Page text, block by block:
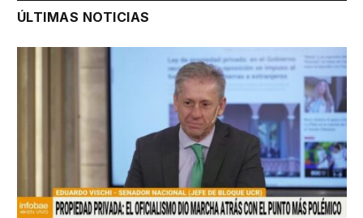
ÚLTIMAS NOTICIAS